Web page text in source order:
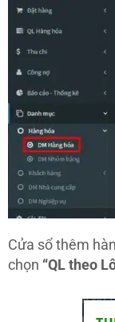
Cửa sổ thêm
chọn “QL theo